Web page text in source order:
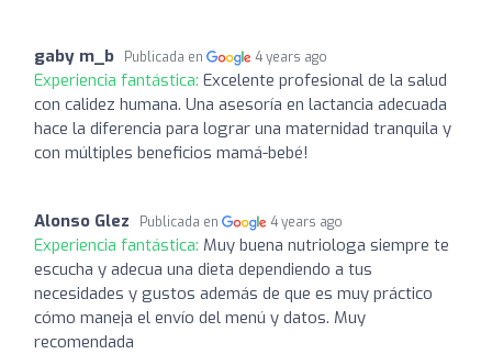
gaby m_b Publicada en 4 years ago
Experiencia fantástica: Excelente profesional de la salud
con calidez humana. Una asesoría en lactancia adecuada
hace la diferencia para lograr una maternidad tranquila y
con múltiples beneficios mamá-bebé!
Alonso Glez Publicada en 4 years ago
Experiencia fantástica: Muy buena nutriologa siempre te
escucha y adecua una dieta dependiendo a tus
necesidades y gustos además de que es muy práctico
cómo maneja el envío del menú y datos. Muy
recomendada